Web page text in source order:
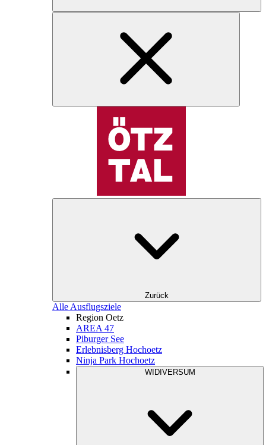
Zurück
Alle Ausflugsziele
Region Oetz
AREA 47
Piburger See
Erlebnisberg Hochoetz
Ninja Park Hochoetz
WIDIVERSUM